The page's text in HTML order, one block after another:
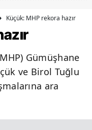
Küçük: MHP rekora hazır
Gümüşhane
ve Birol Tuğlu
ara